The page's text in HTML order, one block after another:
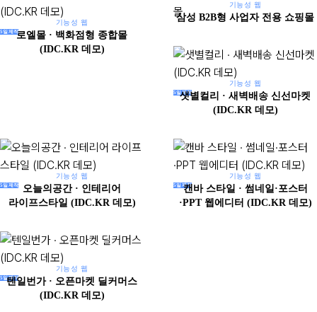
5일제작
기능성 웹
로엘몰 · 백화점형 종합몰
(IDC.KR 데모)
기능성 웹
삼성 B2B형 사업자 전용 쇼핑몰
5일제작
기능성 웹
샛별컬리 · 새벽배송 신선마켓
(IDC.KR 데모)
5일제작
기능성 웹
오늘의공간 · 인테리어
라이프스타일 (IDC.KR 데모)
5일제작
기능성 웹
캔바 스타일 · 썸네일·포스터
·PPT 웹에디터 (IDC.KR 데모)
5일제작
기능성 웹
텐일번가 · 오픈마켓 딜커머스
(IDC.KR 데모)